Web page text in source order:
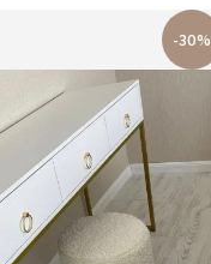
-30%